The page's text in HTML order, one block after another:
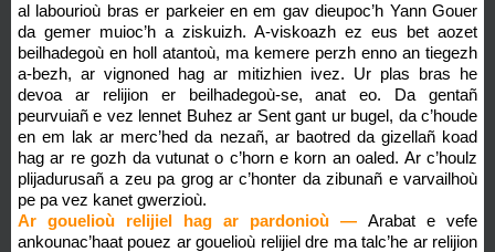
al labourioù bras er parkeier en em gav dieupoc’h Yann Gouer
da gemer muioc’h a ziskuizh. A-viskoazh ez eus bet aozet
beilhadegoù en holl atantoù, ma kemere perzh enno an tiegezh
a-bezh, ar vignoned hag ar mitizhien ivez. Ur plas bras he
devoa ar relijion er beilhadegoù-se, anat eo. Da gentañ
peurvuiañ e vez lennet Buhez ar Sent gant ur bugel, da c’houde
en em lak ar merc’hed da nezañ, ar baotred da gizellañ koad
hag ar re gozh da vutunat o c’horn e korn an oaled. Ar c’houlz
plijadurusañ a zeu pa grog ar c’honter da zibunañ e varvailhoù
pe pa vez kanet gwerzioù.
Ar gouelioù relijiel hag ar pardonioù — Arabat e vefe
ankounac’haat pouez ar gouelioù relijiel dre ma talc’he ar relijion